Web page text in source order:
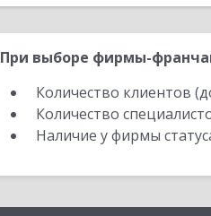
При выборе фирмы-
Количество клиентов
Количество
Наличие у фирмы